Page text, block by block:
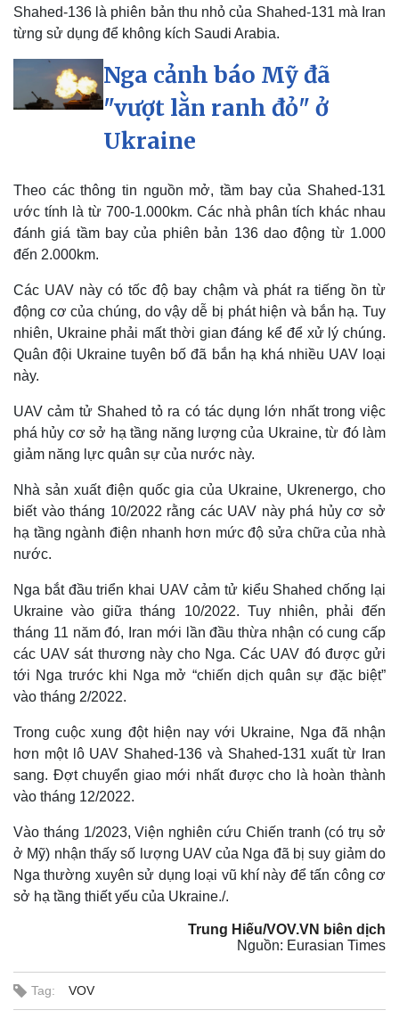
Pháp luật
Quân sự - Quốc phòng
Thể thao
Bóng đá
Lịch thi đấu bóng đá
Ô tô - Xe máy
Ô tô
Xe máy
Shahed-136 là phiên bản thu nhỏ của Shahed-131 mà Iran
từng sử dụng để không kích Saudi Arabia.
Nga cảnh báo Mỹ đã
"vượt lằn ranh đỏ" ở
Ukraine
Theo các thông tin nguồn mở, tầm bay của Shahed-131
ước tính là từ 700-1.000km. Các nhà phân tích khác nhau
đánh giá tầm bay của phiên bản 136 dao động từ 1.000
đến 2.000km.
Các UAV này có tốc độ bay chậm và phát ra tiếng ồn từ
động cơ của chúng, do vậy dễ bị phát hiện và bắn hạ. Tuy
nhiên, Ukraine phải mất thời gian đáng kể để xử lý chúng.
Quân đội Ukraine tuyên bố đã bắn hạ khá nhiều UAV loại
này.
UAV cảm tử Shahed tỏ ra có tác dụng lớn nhất trong việc
phá hủy cơ sở hạ tầng năng lượng của Ukraine, từ đó làm
giảm năng lực quân sự của nước này.
Nhà sản xuất điện quốc gia của Ukraine, Ukrenergo, cho
biết vào tháng 10/2022 rằng các UAV này phá hủy cơ sở
hạ tầng ngành điện nhanh hơn mức độ sửa chữa của nhà
nước.
Nga bắt đầu triển khai UAV cảm tử kiểu Shahed chống lại
Ukraine vào giữa tháng 10/2022. Tuy nhiên, phải đến
tháng 11 năm đó, Iran mới lần đầu thừa nhận có cung cấp
các UAV sát thương này cho Nga. Các UAV đó được gửi
tới Nga trước khi Nga mở “chiến dịch quân sự đặc biệt”
vào tháng 2/2022.
Trong cuộc xung đột hiện nay với Ukraine, Nga đã nhận
hơn một lô UAV Shahed-136 và Shahed-131 xuất từ Iran
sang. Đợt chuyển giao mới nhất được cho là hoàn thành
vào tháng 12/2022.
Vào tháng 1/2023, Viện nghiên cứu Chiến tranh (có trụ sở
ở Mỹ) nhận thấy số lượng UAV của Nga đã bị suy giảm do
Nga thường xuyên sử dụng loại vũ khí này để tấn công cơ
sở hạ tầng thiết yếu của Ukraine./.
Trung Hiếu/VOV.VN biên dịch
Nguồn: Eurasian Times
Tag: VOV